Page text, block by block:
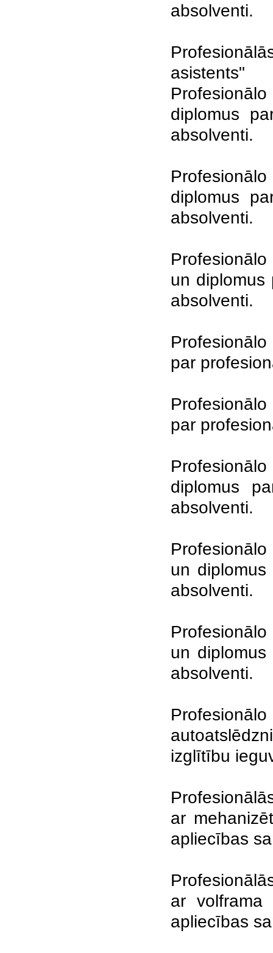
absolventi.
diplomus
absolventi.
diplomus
absolventi.
un diplomus
absolventi.
par
par
diplomus
absolventi.
un
absolventi.
un
absolventi.
izglītību
ar
apliecības
ar volframa
apliecības